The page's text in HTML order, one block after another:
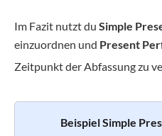
Im Fazit nutzt du Simple
einzuordnen und Present
Zeitpunkt der Abfassung zu
Beispiel Simple